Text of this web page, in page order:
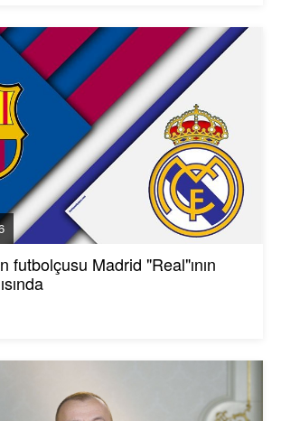
futbolçusu Madrid "Real"ının